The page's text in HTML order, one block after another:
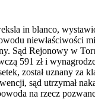
in blanco,
niewłaściwości
Rejonowy w
591 zł i
został uznany za
sąd utrzymał
na rzecz